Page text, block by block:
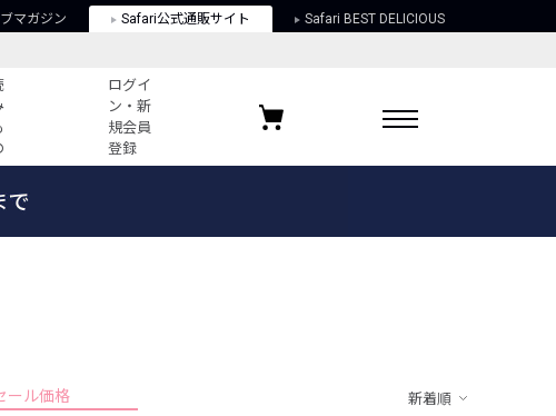
マガジン Safari公式通販サイト Safari BEST DELICIOUS
ログイ
ン・新
規会員
登録
バシーポリシー
お気に入りブランド
ール価格 新着順